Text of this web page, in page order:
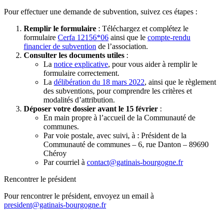
Pour effectuer une demande de subvention, suivez ces étapes :
Remplir le formulaire : Téléchargez et complétez le
formulaire Cerfa 12156*06 ainsi que le compte-rendu
financier de subvention de l’association.
Consulter les documents utiles :
La notice explicative, pour vous aider à remplir le
formulaire correctement.
La délibération du 18 mars 2022, ainsi que le règlement
des subventions, pour comprendre les critères et
modalités d’attribution.
Déposer votre dossier avant le 15 février :
En main propre à l’accueil de la Communauté de
communes.
Par voie postale, avec suivi, à : Président de la
Communauté de communes – 6, rue Danton – 89690
Chéroy
Par courriel à contact@gatinais-bourgogne.fr
Rencontrer le président
Pour rencontrer le président, envoyez un email à
president@gatinais-bourgogne.fr